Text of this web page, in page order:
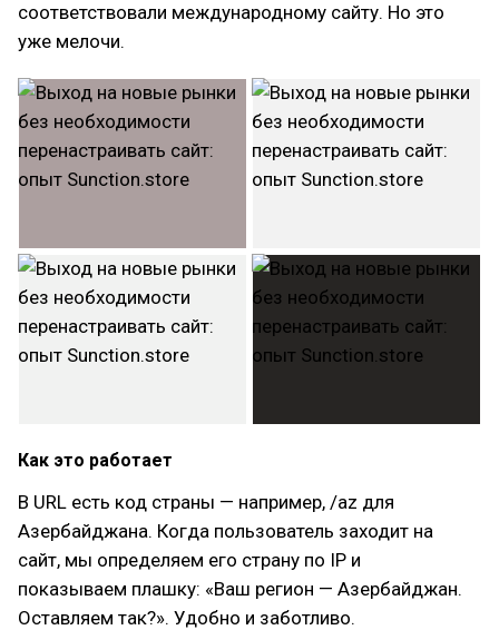
соответствовали международному сайту. Но это
уже мелочи.
Как это работает
В URL есть код страны — например, /az для
Азербайджана. Когда пользователь заходит на
сайт, мы определяем его страну по IP и
показываем плашку: «Ваш регион — Азербайджан.
Оставляем так?». Удобно и заботливо.